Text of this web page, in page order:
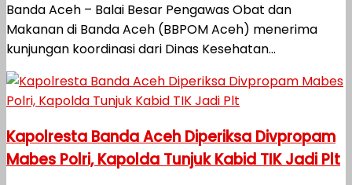
Banda Aceh – Balai Besar Pengawas Obat dan
Makanan di Banda Aceh (BBPOM Aceh) menerima
kunjungan koordinasi dari Dinas Kesehatan...
Kapolresta Banda Aceh Diperiksa Divpropam
Mabes Polri, Kapolda Tunjuk Kabid TIK Jadi Plt